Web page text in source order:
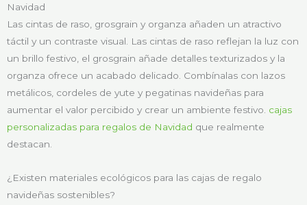
Navidad
Las cintas de raso, grosgrain y organza añaden un atractivo
táctil y un contraste visual. Las cintas de raso reflejan la luz con
un brillo festivo, el grosgrain añade detalles texturizados y la
organza ofrece un acabado delicado. Combínalas con lazos
metálicos, cordeles de yute y pegatinas navideñas para
aumentar el valor percibido y crear un ambiente festivo. cajas
personalizadas para regalos de Navidad que realmente
destacan.
¿Existen materiales ecológicos para las cajas de regalo
navideñas sostenibles?